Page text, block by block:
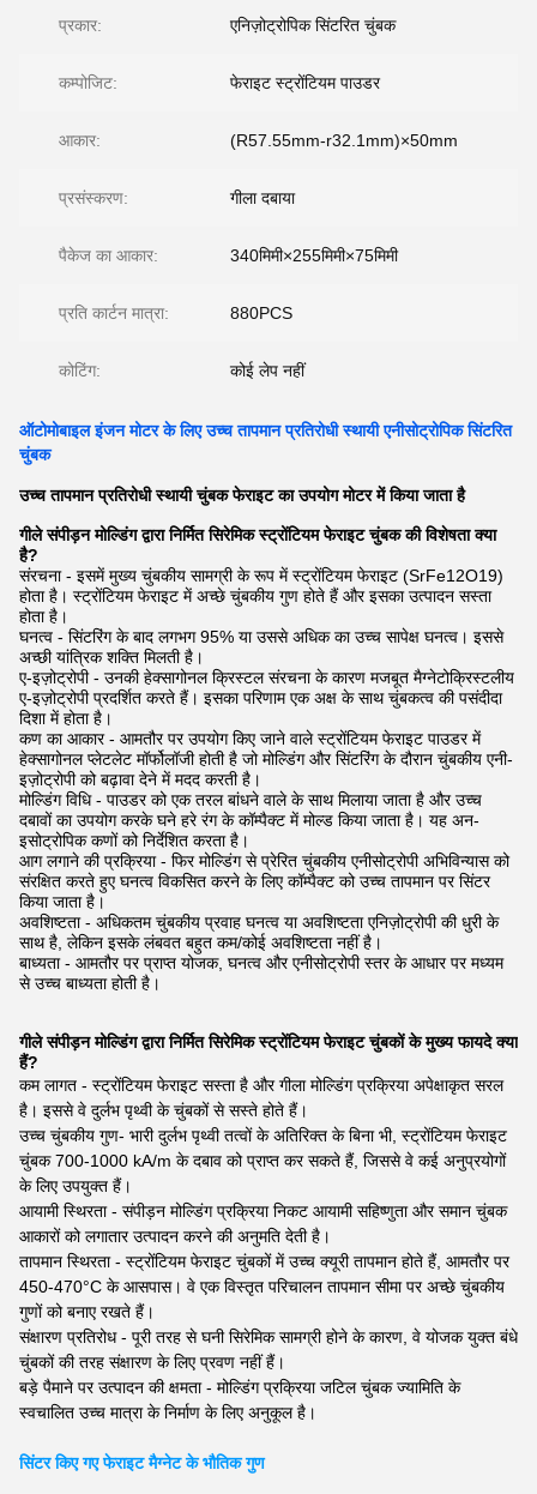
प्रकार: एनिज़ोट्रोपिक सिंटरित चुंबक
कम्पोजिट: फेराइट स्ट्रोंटियम पाउडर
आकार: (R57.55mm-r32.1mm)×50mm
प्रसंस्करण: गीला दबाया
पैकेज का आकार: 340मिमी×255मिमी×75मिमी
प्रति कार्टन मात्रा: 880PCS
कोटिंग: कोई लेप नहीं
ऑटोमोबाइल इंजन मोटर के लिए उच्च तापमान प्रतिरोधी स्थायी एनीसोट्रोपिक सिंटरित
चुंबक
उच्च तापमान प्रतिरोधी स्थायी चुंबक फेराइट का उपयोग मोटर में किया जाता है
गीले संपीड़न मोल्डिंग द्वारा निर्मित सिरेमिक स्ट्रोंटियम फेराइट चुंबक की विशेषता क्या
है?
संरचना - इसमें मुख्य चुंबकीय सामग्री के रूप में स्ट्रोंटियम फेराइट (SrFe12O19)
होता है। स्ट्रोंटियम फेराइट में अच्छे चुंबकीय गुण होते हैं और इसका उत्पादन सस्ता
होता है।
घनत्व - सिंटरिंग के बाद लगभग 95% या उससे अधिक का उच्च सापेक्ष घनत्व। इससे
अच्छी यांत्रिक शक्ति मिलती है।
ए-इज़ोट्रोपी - उनकी हेक्सागोनल क्रिस्टल संरचना के कारण मजबूत मैग्नेटोक्रिस्टलीय
ए-इज़ोट्रोपी प्रदर्शित करते हैं। इसका परिणाम एक अक्ष के साथ चुंबकत्व की पसंदीदा
दिशा में होता है।
कण का आकार - आमतौर पर उपयोग किए जाने वाले स्ट्रोंटियम फेराइट पाउडर में
हेक्सागोनल प्लेटलेट मॉर्फोलॉजी होती है जो मोल्डिंग और सिंटरिंग के दौरान चुंबकीय एनी-
इज़ोट्रोपी को बढ़ावा देने में मदद करती है।
मोल्डिंग विधि - पाउडर को एक तरल बांधने वाले के साथ मिलाया जाता है और उच्च
दबावों का उपयोग करके घने हरे रंग के कॉम्पैक्ट में मोल्ड किया जाता है। यह अन-
इसोट्रोपिक कणों को निर्देशित करता है।
आग लगाने की प्रक्रिया - फिर मोल्डिंग से प्रेरित चुंबकीय एनीसोट्रोपी अभिविन्यास को
संरक्षित करते हुए घनत्व विकसित करने के लिए कॉम्पैक्ट को उच्च तापमान पर सिंटर
किया जाता है।
अवशिष्टता - अधिकतम चुंबकीय प्रवाह घनत्व या अवशिष्टता एनिज़ोट्रोपी की धुरी के
साथ है, लेकिन इसके लंबवत बहुत कम/कोई अवशिष्टता नहीं है।
बाध्यता - आमतौर पर प्राप्त योजक, घनत्व और एनीसोट्रोपी स्तर के आधार पर मध्यम
से उच्च बाध्यता होती है।
गीले संपीड़न मोल्डिंग द्वारा निर्मित सिरेमिक स्ट्रोंटियम फेराइट चुंबकों के मुख्य फायदे क्या
हैं?
कम लागत - स्ट्रोंटियम फेराइट सस्ता है और गीला मोल्डिंग प्रक्रिया अपेक्षाकृत सरल
है। इससे वे दुर्लभ पृथ्वी के चुंबकों से सस्ते होते हैं।
उच्च चुंबकीय गुण- भारी दुर्लभ पृथ्वी तत्वों के अतिरिक्त के बिना भी, स्ट्रोंटियम फेराइट
चुंबक 700-1000 kA/m के दबाव को प्राप्त कर सकते हैं, जिससे वे कई अनुप्रयोगों
के लिए उपयुक्त हैं।
आयामी स्थिरता - संपीड़न मोल्डिंग प्रक्रिया निकट आयामी सहिष्णुता और समान चुंबक
आकारों को लगातार उत्पादन करने की अनुमति देती है।
तापमान स्थिरता - स्ट्रोंटियम फेराइट चुंबकों में उच्च क्यूरी तापमान होते हैं, आमतौर पर
450-470°C के आसपास। वे एक विस्तृत परिचालन तापमान सीमा पर अच्छे चुंबकीय
गुणों को बनाए रखते हैं।
संक्षारण प्रतिरोध - पूरी तरह से घनी सिरेमिक सामग्री होने के कारण, वे योजक युक्त बंधे
चुंबकों की तरह संक्षारण के लिए प्रवण नहीं हैं।
बड़े पैमाने पर उत्पादन की क्षमता - मोल्डिंग प्रक्रिया जटिल चुंबक ज्यामिति के
स्वचालित उच्च मात्रा के निर्माण के लिए अनुकूल है।
सिंटर किए गए फेराइट मैग्नेट के भौतिक गुण